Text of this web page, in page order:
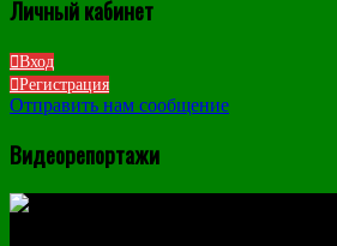
Личный кабинет
Вход
Регистрация
Отправить нам сообщение
Видеорепортажи